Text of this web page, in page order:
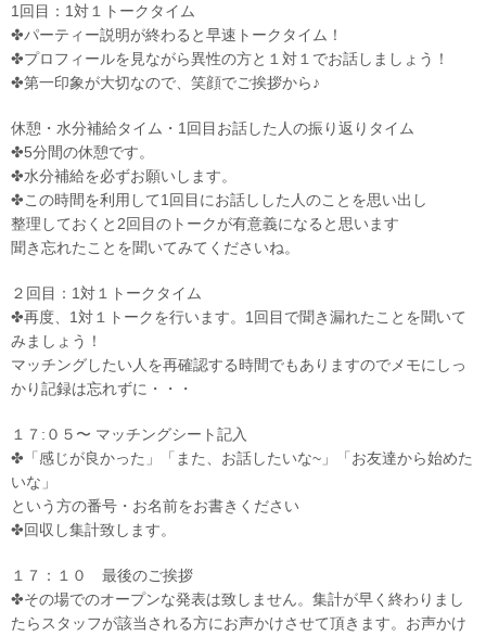
1回目：1対１トークタイム
✤パーティー説明が終わると早速トークタイム！
✤プロフィールを見ながら異性の方と１対１でお話しましょう！
✤第一印象が大切なので、笑顔でご挨拶から♪
休憩・水分補給タイム・1回目お話した人の振り返りタイム
✤5分間の休憩です。
✤水分補給を必ずお願いします。
✤この時間を利用して1回目にお話しした人のことを思い出し
整理しておくと2回目のトークが有意義になると思います
聞き忘れたことを聞いてみてくださいね。
２回目：1対１トークタイム
✤再度、1対１トークを行います。1回目で聞き漏れたことを聞いて
みましょう！
マッチングしたい人を再確認する時間でもありますのでメモにしっ
かり記録は忘れずに・・・
１７:０５〜 マッチングシート記入
✤「感じが良かった」「また、お話したいな~」「お友達から始めた
いな」
という方の番号・お名前をお書きください
✤回収し集計致します。
１７：１０ 最後のご挨拶
✤その場でのオープンな発表は致しません。集計が早く終わりまし
たらスタッフが該当される方にお声かけさせて頂きます。お声かけ